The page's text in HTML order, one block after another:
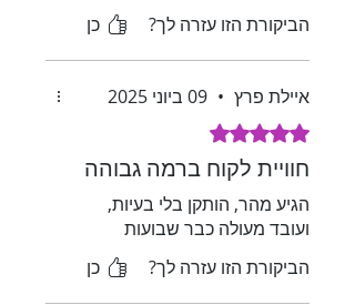
הביקורת הזו עזרה לך?
כן
איילת פרץ • 09 ביוני 2025
דירוג של 5 מתוך 5 כוכבים.
חוויית לקוח ברמה גבוהה
הגיע מהר, הותקן בלי בעיות,
ועובד מעולה כבר שבועות
הביקורת הזו עזרה לך?
כן